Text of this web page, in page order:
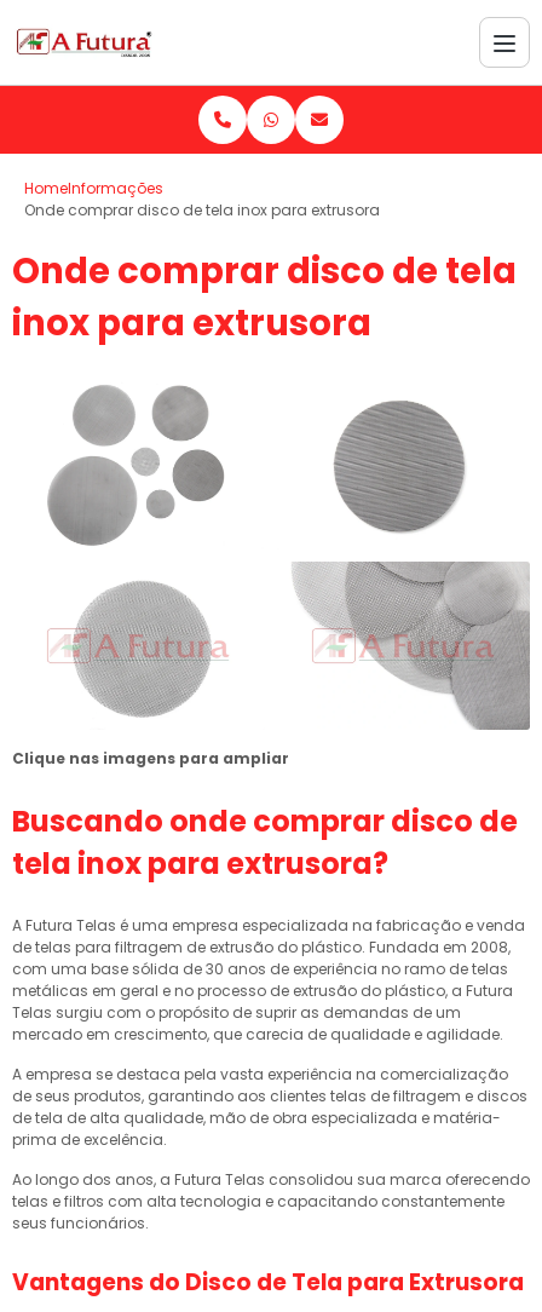
HomeInformações
Onde comprar disco de tela inox para extrusora
Onde comprar disco de tela
inox para extrusora
Clique nas imagens para ampliar
Buscando onde comprar disco de
tela inox para extrusora?
A Futura Telas é uma empresa especializada na fabricação e venda
de telas para filtragem de extrusão do plástico. Fundada em 2008,
com uma base sólida de 30 anos de experiência no ramo de telas
metálicas em geral e no processo de extrusão do plástico, a Futura
Telas surgiu com o propósito de suprir as demandas de um
mercado em crescimento, que carecia de qualidade e agilidade.
A empresa se destaca pela vasta experiência na comercialização
de seus produtos, garantindo aos clientes telas de filtragem e discos
de tela de alta qualidade, mão de obra especializada e matéria-
prima de excelência.
Ao longo dos anos, a Futura Telas consolidou sua marca oferecendo
telas e filtros com alta tecnologia e capacitando constantemente
seus funcionários.
Vantagens do Disco de Tela para Extrusora